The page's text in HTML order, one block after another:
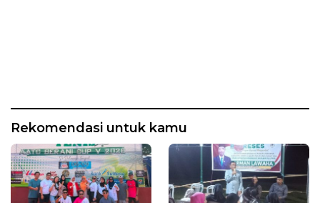
Rekomendasi untuk kamu